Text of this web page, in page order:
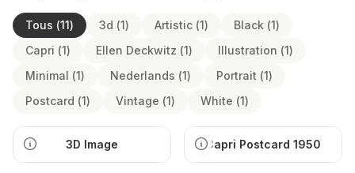
Tous (11) 3d (1) Artistic (1) Black (1)
Capri (1) Ellen Deckwitz (1) Illustration (1)
Minimal (1) Nederlands (1) Portrait (1)
Postcard (1) Vintage (1) White (1)
3D Image Capri Postcard 1950